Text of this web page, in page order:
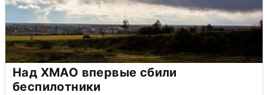
Над ХМАО впервые сбили
беспилотники